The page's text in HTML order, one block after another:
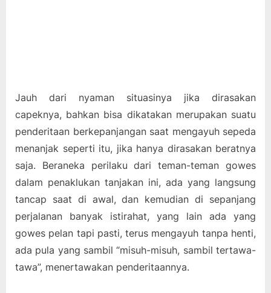
Jauh dari nyaman situasinya jika dirasakan
capeknya, bahkan bisa dikatakan merupakan suatu
penderitaan berkepanjangan saat mengayuh sepeda
menanjak seperti itu, jika hanya dirasakan beratnya
saja. Beraneka perilaku dari teman-teman gowes
dalam penaklukan tanjakan ini, ada yang langsung
tancap saat di awal, dan kemudian di sepanjang
perjalanan banyak istirahat, yang lain ada yang
gowes pelan tapi pasti, terus mengayuh tanpa henti,
ada pula yang sambil “misuh-misuh, sambil tertawa-
tawa”, menertawakan penderitaannya.